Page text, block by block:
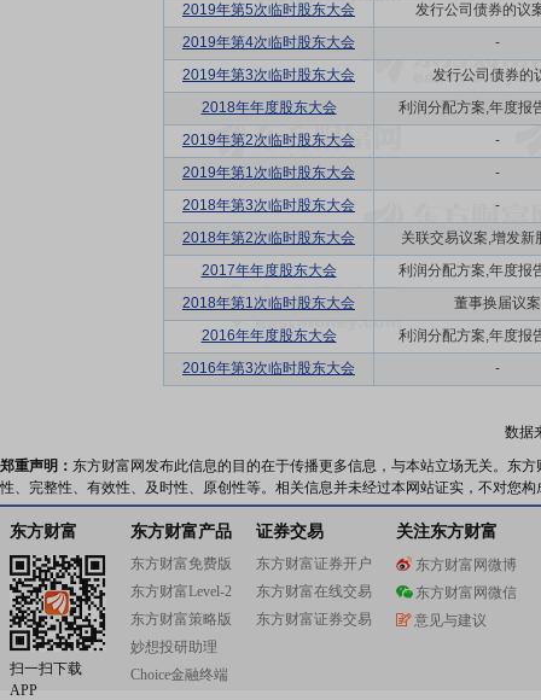
2019年第5次临时股东大会
发行公司债券的议
2019年第4次临时股东大会
-
2019年第3次临时股东大会
发行公司债券的
2018年年度股东大会
利润分配方案,年度报
2019年第2次临时股东大会
-
2019年第1次临时股东大会
-
2018年第3次临时股东大会
-
2018年第2次临时股东大会
关联交易议案,增发新
2017年年度股东大会
利润分配方案,年度报
2018年第1次临时股东大会
董事换届议案
2016年年度股东大会
利润分配方案,年度报
2016年第3次临时股东大会
-
数据
郑重声明： 东方财富网发布此信息的目的在于传播更多信息，与本站立场无关。东
性、完整性、有效性、及时性、原创性等。相关信息并未经过本网站证实，不对您
东方财富
扫一扫下载
APP
东方财富产品
东方财富免费版
东方财富Level-2
东方财富策略版
妙想投研助理
Choice金融终端
证券交易
东方财富证券开户
东方财富在线交易
东方财富证券交易
关注东方财富
东方财富网微博
东方财富网微信
意见与建议